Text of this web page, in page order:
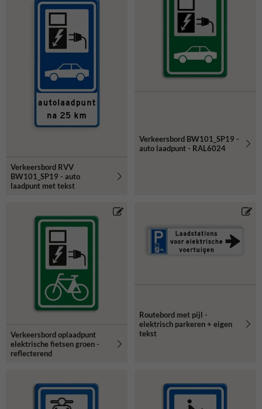
Verkeersbord RVV
BW101_SP19 - auto
laadpunt met tekst
Verkeersbord BW101_SP19 -
auto laadpunt - RAL6024
Verkeersbord oplaadpunt
elektrische fietsen groen -
reflecterend
Routebord met pijl -
elektrisch parkeren + eigen
tekst